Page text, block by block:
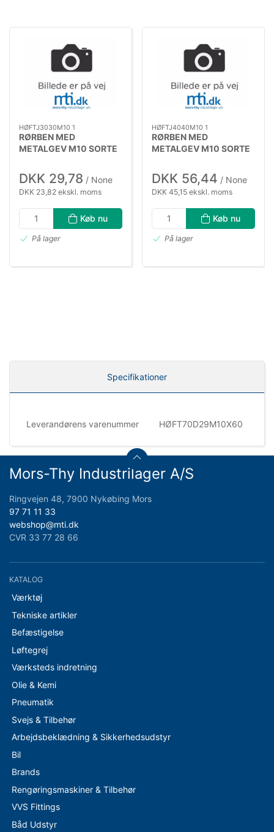
HØFTJ3030M10 1
RØRBEN MED
METALGEV M10 SORTE
DKK 29,78 / None
DKK 23,82 ekskl. moms
Køb nu
På lager
HØFTJ4040M10 1
RØRBEN MED
METALGEV M10 SORTE
DKK 56,44 / None
DKK 45,15 ekskl. moms
Køb nu
På lager
Specifikationer
Leverandørens varenummer HØFT70D29M10X60
Mors-Thy Industrilager A/S
Ringvejen 48, 7900 Nykøbing Mors
97 71 11 33
webshop@mti.dk
CVR 33 77 28 66
KATALOG
Værktøj
Tekniske artikler
Befæstigelse
Løftegrej
Værksteds indretning
Olie & Kemi
Pneumatik
Svejs & Tilbehør
Arbejdsbeklædning & Sikkerhedsudstyr
Bil
Brands
Rengøringsmaskiner & Tilbehør
VVS Fittings
Båd Udstyr